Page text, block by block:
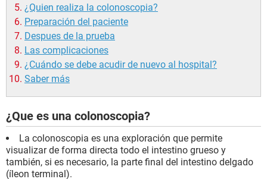
¿Quien realiza la colonoscopia?
Preparación del paciente
Despues de la prueba
Las complicaciones
¿Cuándo se debe acudir de nuevo al hospital?
Saber más
¿Que es una colonoscopia?
La colonoscopia es una exploración que permite
visualizar de forma directa todo el intestino grueso y
también, si es necesario, la parte final del intestino delgado
(íleon terminal).